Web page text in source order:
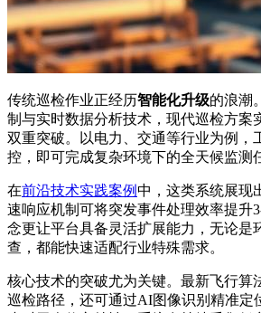
传统巡检作业正经历智能化升级的浪潮
制与实时数据分析技术，现代巡检方案
双重突破。以电力、交通等行业为例，
控，即可完成复杂环境下的全天候监测
在前沿技术实践案例中，这类系统展现
速响应机制可将突发事件处理效率提升
念更让平台具备灵活扩展能力，无论是
查，都能快速适配行业特殊需求。
核心技术的突破尤为关键。最新飞行算
巡检路径，还可通过AI图像识别精准定